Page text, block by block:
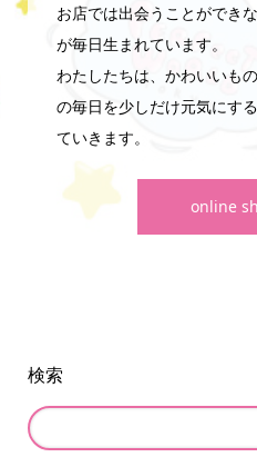
お店では出会うことができ
が毎日生まれています。
わたしたちは、かわいいも
の毎日を少しだけ元気にす
ていきます。
online
検索